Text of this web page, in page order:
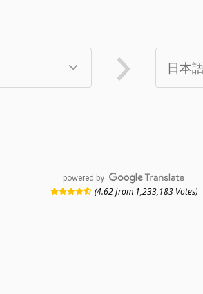
powered by
(4.62 from 1,233,183 Votes)